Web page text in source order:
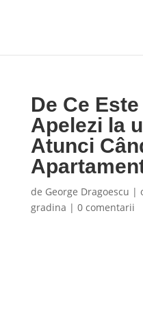
De Ce
Apelezi la
Atunci
de George Dragoescu |
gradina | 0 comentarii